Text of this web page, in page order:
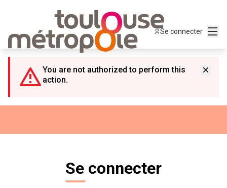
Se connecter
You are not authorized to perform this
action.
Se connecter